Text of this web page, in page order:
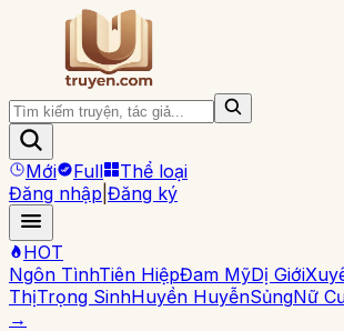
Mới Full
Thể loại
Đăng nhập Đăng ký
HOT
Ngôn TìnhTiên HiệpĐam MỹDị Giới
ThịTrọng SinhHuyền HuyễnSủngNữ
→